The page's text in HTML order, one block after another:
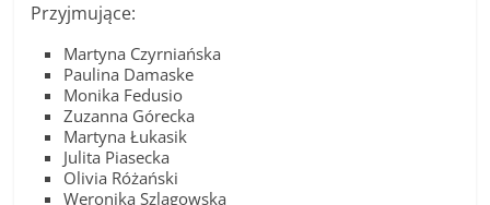
Przyjmujące:
Martyna Czyrniańska
Paulina Damaske
Monika Fedusio
Zuzanna Górecka
Martyna Łukasik
Julita Piasecka
Olivia Różański
Weronika Szlągowska